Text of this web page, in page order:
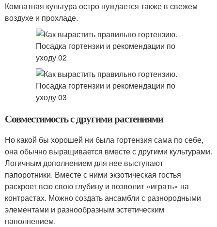
Комнатная культура остро нуждается также в свежем
воздухе и прохладе.
Совместимость с другими растениями
Но какой бы хорошей ни была гортензия сама по себе,
она обычно выращивается вместе с другими культурами.
Логичным дополнением для нее выступают
папоротники. Вместе с ними экзотическая гостья
раскроет всю свою глубину и позволит «играть» на
контрастах. Можно создать ансамбли с разнородными
элементами и разнообразным эстетическим
наполнением.